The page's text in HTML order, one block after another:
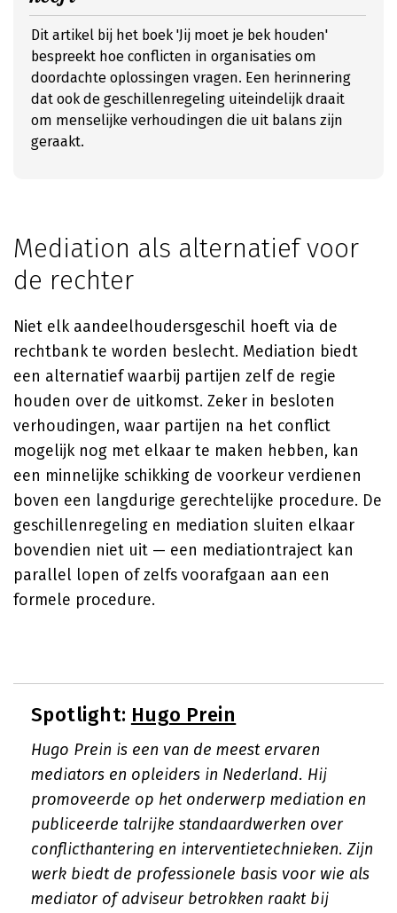
Dit artikel bij het boek 'Jij moet je bek houden'
bespreekt hoe conflicten in organisaties om
doordachte oplossingen vragen. Een herinnering
dat ook de geschillenregeling uiteindelijk draait
om menselijke verhoudingen die uit balans zijn
geraakt.
Mediation als alternatief voor
de rechter
Niet elk aandeelhoudersgeschil hoeft via de
rechtbank te worden beslecht. Mediation biedt
een alternatief waarbij partijen zelf de regie
houden over de uitkomst. Zeker in besloten
verhoudingen, waar partijen na het conflict
mogelijk nog met elkaar te maken hebben, kan
een minnelijke schikking de voorkeur verdienen
boven een langdurige gerechtelijke procedure. De
geschillenregeling en mediation sluiten elkaar
bovendien niet uit — een mediationtraject kan
parallel lopen of zelfs voorafgaan aan een
formele procedure.
Spotlight: Hugo Prein
Hugo Prein is een van de meest ervaren
mediators en opleiders in Nederland. Hij
promoveerde op het onderwerp mediation en
publiceerde talrijke standaardwerken over
conflicthantering en interventietechnieken. Zijn
werk biedt de professionele basis voor wie als
mediator of adviseur betrokken raakt bij